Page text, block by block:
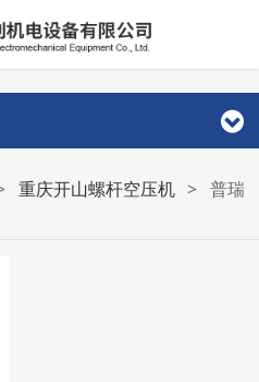
重庆开山螺杆空压机 >
普瑞